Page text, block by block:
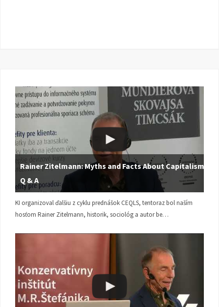
Rainer Zitelmann: Myths and Facts About Capitalism |
Q & A
KI organizoval ďalšiu z cyklu prednášok CEQLS, tentoraz bol naším
hosťom Rainer Zitelmann, historik, sociológ a autor be…